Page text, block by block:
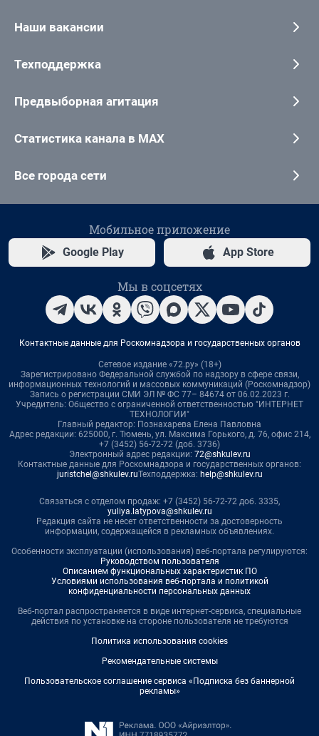
Наши вакансии
Техподдержка
Предвыборная агитация
Статистика канала в MAX
Все города сети
Мобильное приложение
Google Play App Store
Мы в соцсетях
Контактные данные для Роскомнадзора и государственных органов
Сетевое издание «72.ру» (18+)
Зарегистрировано Федеральной службой по надзору в сфере связи,
информационных технологий и массовых коммуникаций (Роскомнадзор)
Запись о регистрации СМИ ЭЛ № ФС 77– 84674 от 06.02.2023 г.
Учредитель: Общество с ограниченной ответственностью "ИНТЕРНЕТ
ТЕХНОЛОГИИ"
Главный редактор: Познахарева Елена Павловна
Адрес редакции: 625000, г. Тюмень, ул. Максима Горького, д. 76, офис 214,
+7 (3452) 56-72-72 (доб. 3736)
Электронный адрес редакции: 72@shkulev.ru
Контактные данные для Роскомнадзора и государственных органов:
juristchel@shkulev.ruТехподдержка: help@shkulev.ru
Связаться с отделом продаж: +7 (3452) 56-72-72 доб. 3335,
yuliya.latypova@shkulev.ru
Редакция сайта не несет ответственности за достоверность
информации, содержащейся в рекламных объявлениях.
Особенности эксплуатации (использования) веб-портала регулируются:
Руководством пользователя
Описанием функциональных характеристик ПО
Условиями использования веб-портала и политикой
конфиденциальности персональных данных
Веб-портал распространяется в виде интернет-сервиса, специальные
действия по установке на стороне пользователя не требуются
Политика использования cookies
Рекомендательные системы
Пользовательское соглашение сервиса «Подписка без баннерной
рекламы»